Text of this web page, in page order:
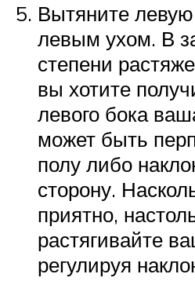
Вытяните
левым ухом. В
степени
вы хотите
левого бока
может быть
полу либо
сторону.
приятно,
растягивайте
регулируя